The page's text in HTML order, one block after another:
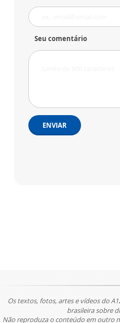
Seu comentário
ENVIAR
Os textos, fotos, artes e vídeos do
brasileira sobre
Não reproduza o conteúdo em outro